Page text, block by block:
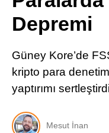
Depremi
Güney Kore’de
kripto para
yaptırımı
Mesut İnan